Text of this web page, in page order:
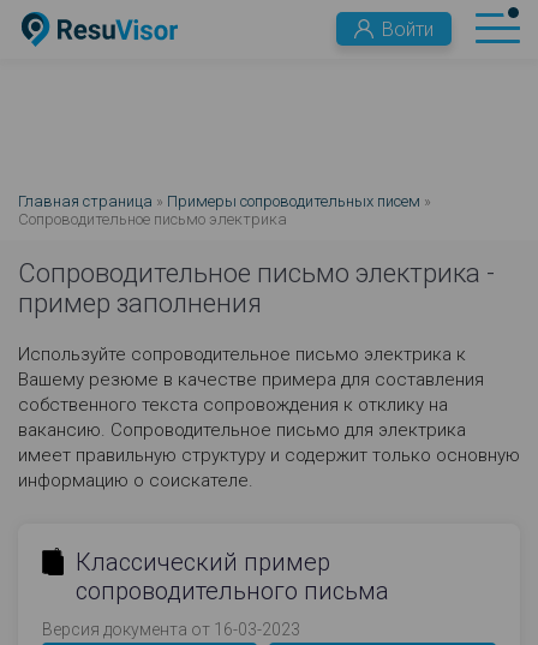
Войти
Главная страница » Примеры сопроводительных писем »
Сопроводительное письмо электрика
Сопроводительное письмо электрика -
пример заполнения
Используйте сопроводительное письмо электрика к
Вашему резюме в качестве примера для составления
собственного текста сопровождения к отклику на
вакансию. Сопроводительное письмо для электрика
имеет правильную структуру и содержит только основную
информацию о соискателе.
Классический пример
сопроводительного письма
Версия документа от 16-03-2023